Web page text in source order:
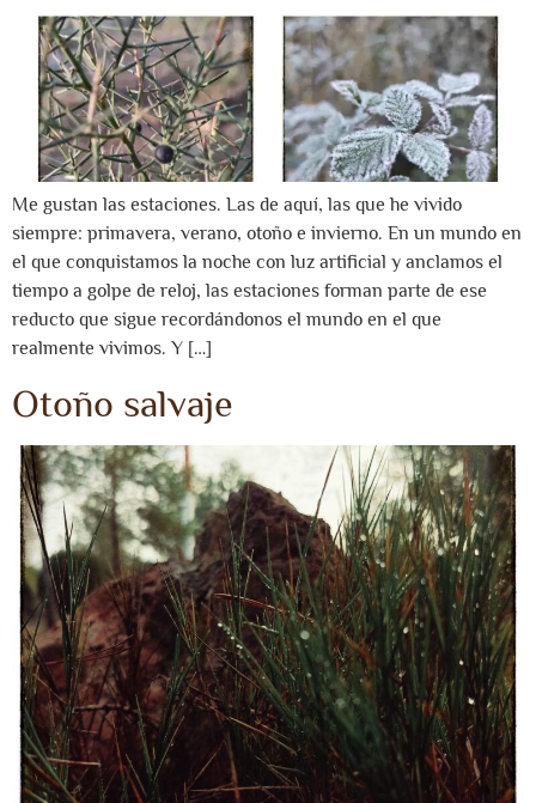
Me gustan las estaciones. Las de aquí, las que he vivido
siempre: primavera, verano, otoño e invierno. En un mundo en
el que conquistamos la noche con luz artificial y anclamos el
tiempo a golpe de reloj, las estaciones forman parte de ese
reducto que sigue recordándonos el mundo en el que
realmente vivimos. Y […]
Otoño salvaje